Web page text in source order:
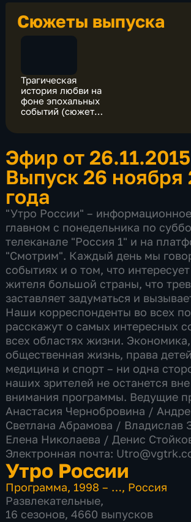
Сюжеты выпуска
Трагическая
история любви на
фоне эпохальных
событий (сюжет
Эфир от 26.11.2015
Выпуск 26 ноября
года
"Утро России" –
главном с понедельника по
телеканале "Россия 1" и на
"Смотрим". Каждый день мы
событиях и о том, что
жителя большой страны, что
заставляет задуматься и
Наши корреспонденты во всех
расскажут о самых интересных
всех областях жизни. Экономика,
общественная жизнь, права
медицина и спорт – ни одна
наших зрителей не останется
внимания программы. Ведущие
Анастасия Чернобровина /
Светлана Абрамова​ / Владислав
Елена Николаева / Денис
Электронная почта:
Утро России
Программа, 1998 – …, Россия
Развлекательные,
16 сезонов, 4660 выпусков